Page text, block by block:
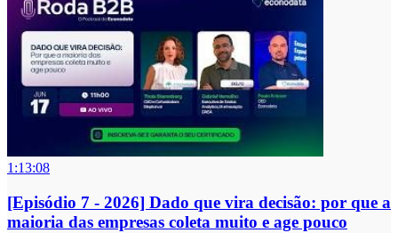
1:13:08
[Episódio 7 - 2026] Dado que vira decisão: por que a
maioria das empresas coleta muito e age pouco